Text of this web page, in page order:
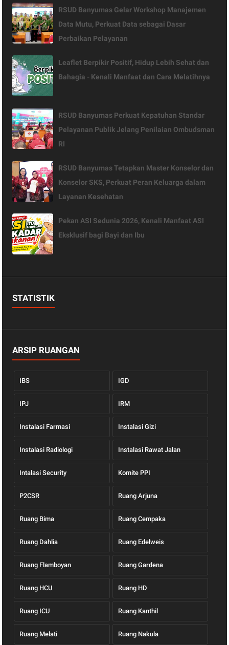
RSUD Banyumas Gelar Workshop Manajemen
Data Mutu, Perkuat Data sebagai Dasar
Perbaikan Pelayanan
Leaflet Berpikir Positif, Hidup Lebih Sehat dan
Bahagia - Kenali Manfaat dan Cara Melatihnya
RSUD Banyumas Perkuat Kepatuhan Standar
Pelayanan Publik Jelang Penilaian Ombudsman
RI
RSUD Banyumas Tetapkan Master Konselor dan
Konselor SKS, Perkuat Peran Keluarga dalam
Layanan Kesehatan
Pekan ASI Sedunia 2026, Kenali Manfaat ASI
Eksklusif bagi Bayi dan Ibu
STATISTIK
ARSIP RUANGAN
IBS IGD
IPJ IRM
Instalasi Farmasi Instalasi Gizi
Instalasi Radiologi Instalasi Rawat Jalan
Intalasi Security Komite PPI
P2CSR Ruang Arjuna
Ruang Bima Ruang Cempaka
Ruang Dahlia Ruang Edelweis
Ruang Flamboyan Ruang Gardena
Ruang HCU Ruang HD
Ruang ICU Ruang Kanthil
Ruang Melati Ruang Nakula